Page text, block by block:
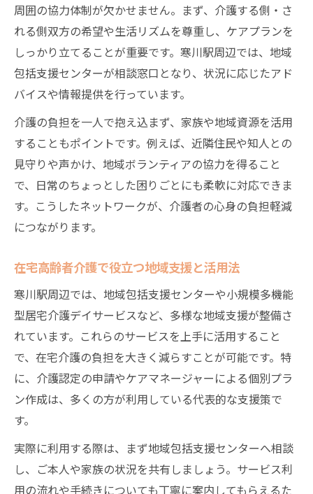
周囲の協力体制が欠かせません。まず、介護する側・さ
れる側双方の希望や生活リズムを尊重し、ケアプランを
しっかり立てることが重要です。寒川駅周辺では、地域
包括支援センターが相談窓口となり、状況に応じたアド
バイスや情報提供を行っています。
介護の負担を一人で抱え込まず、家族や地域資源を活用
することもポイントです。例えば、近隣住民や知人との
見守りや声かけ、地域ボランティアの協力を得ること
で、日常のちょっとした困りごとにも柔軟に対応できま
す。こうしたネットワークが、介護者の心身の負担軽減
につながります。
在宅高齢者介護で役立つ地域支援と活用法
寒川駅周辺では、地域包括支援センターや小規模多機能
型居宅介護デイサービスなど、多様な地域支援が整備さ
れています。これらのサービスを上手に活用すること
で、在宅介護の負担を大きく減らすことが可能です。特
に、介護認定の申請やケアマネージャーによる個別プラ
ン作成は、多くの方が利用している代表的な支援策で
す。
実際に利用する際は、まず地域包括支援センターへ相談
し、ご本人や家族の状況を共有しましょう。サービス利
用の流れや手続きについても丁寧に案内してもらえるた